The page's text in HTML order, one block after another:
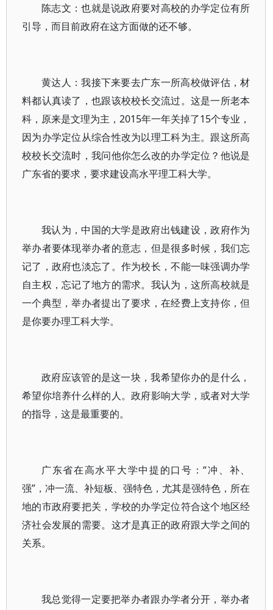
陈志文：也就是说政府要对高校的办学定位有所
引导，而目前政府在这方面做的还不够。
黄达人：我接下来要去广东一所高校做评估，材
料都认真读了，也跟该校校长交流过。这是一所老本
科，原来是文理为主，2015年一年关掉了15个专业，
因为办学定位从综合性改为以理工科为主。跟这所高
校校长交流时，我问他你怎么改的办学定位？他说是
广东省的要求，要求建设高水平理工科大学。
我认为，中国的大学是政府出钱建设，政府作为
举办者要体现举办者的意志，但是很多时候，我们忘
记了，政府也淡忘了。作为校长，不能一味强调办学
自主权，忘记了地方的需求。我认为，这所高校就是
一个典型，举办者提出了要求，在经费上支持你，但
是你要办理工科大学。
政府应该管的是这一块，我希望你办的是什么，
希望你培养什么样的人。政府影响大学，或者对大学
的指导，这是最重要的。
广东省在高水平大学中提的口号：“冲、补、
强”，冲一流、补短板、强特色，尤其是强特色，所在
地的市政府要把关，学校的办学定位符合这个地区经
济社会发展的需要。这才是真正的政府跟大学之间的
关系。
我总觉得一定要把举办者跟办学者分开，举办者